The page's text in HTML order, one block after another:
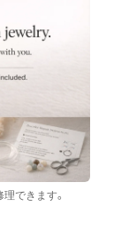
できます。